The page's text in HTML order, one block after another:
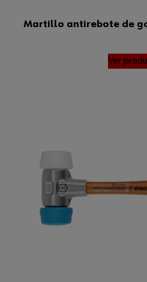
Martillo antirebote de
Ver